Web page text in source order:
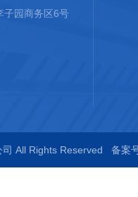
子园商务区6号
司 All Rights Reserved 备案